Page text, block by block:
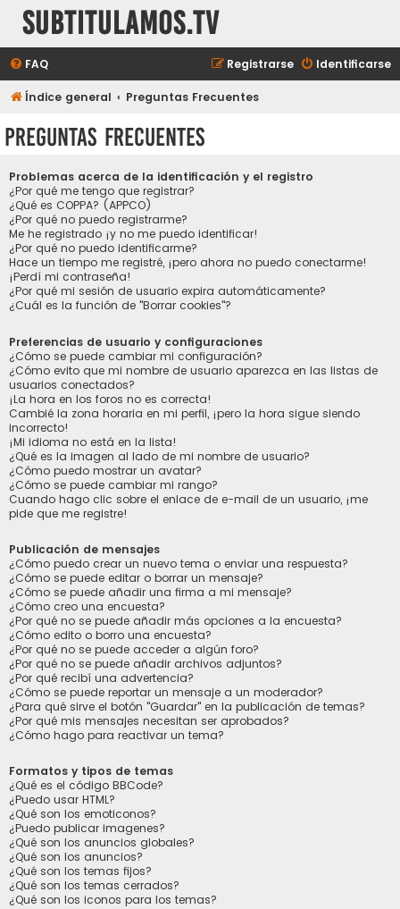
subtitulamos.tv
FAQ Identificarse
Registrarse
Índice general Preguntas Frecuentes
Preguntas Frecuentes
Problemas acerca de la identificación y el registro
¿Por qué me tengo que registrar?
¿Qué es COPPA? (APPCO)
¿Por qué no puedo registrarme?
Me he registrado ¡y no me puedo identificar!
¿Por qué no puedo identificarme?
Hace un tiempo me registré, ¡pero ahora no puedo conectarme!
¡Perdí mi contraseña!
¿Por qué mi sesión de usuario expira automáticamente?
¿Cuál es la función de "Borrar cookies"?
Preferencias de usuario y configuraciones
¿Cómo se puede cambiar mi configuración?
¿Cómo evito que mi nombre de usuario aparezca en las listas de
usuarios conectados?
¡La hora en los foros no es correcta!
Cambié la zona horaria en mi perfil, ¡pero la hora sigue siendo
incorrecto!
¡Mi idioma no está en la lista!
¿Qué es la imagen al lado de mi nombre de usuario?
¿Cómo puedo mostrar un avatar?
¿Cómo se puede cambiar mi rango?
Cuando hago clic sobre el enlace de e-mail de un usuario, ¡me
pide que me registre!
Publicación de mensajes
¿Cómo puedo crear un nuevo tema o enviar una respuesta?
¿Cómo se puede editar o borrar un mensaje?
¿Cómo se puede añadir una firma a mi mensaje?
¿Cómo creo una encuesta?
¿Por qué no se puede añadir más opciones a la encuesta?
¿Cómo edito o borro una encuesta?
¿Por qué no se puede acceder a algún foro?
¿Por qué no se puede añadir archivos adjuntos?
¿Por qué recibí una advertencia?
¿Cómo se puede reportar un mensaje a un moderador?
¿Para qué sirve el botón "Guardar" en la publicación de temas?
¿Por qué mis mensajes necesitan ser aprobados?
¿Cómo hago para reactivar un tema?
Formatos y tipos de temas
¿Qué es el código BBCode?
¿Puedo usar HTML?
¿Qué son los emoticonos?
¿Puedo publicar imagenes?
¿Qué son los anuncios globales?
¿Qué son los anuncios?
¿Qué son los temas fijos?
¿Qué son los temas cerrados?
¿Qué son los iconos para los temas?